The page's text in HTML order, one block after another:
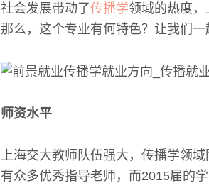
社会发展带动了传播学领域的热度，
那么，这个专业有何特色？让我们一
师资水平
上海交大教师队伍强大，传播学领
有众多优秀指导老师，而2015届的